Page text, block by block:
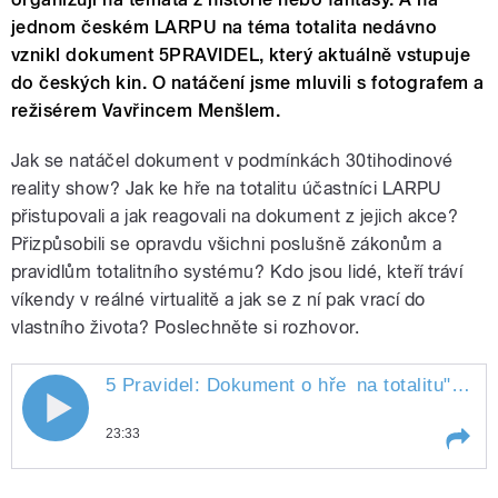
jednom českém LARPU na téma totalita nedávno
vznikl dokument 5PRAVIDEL, který aktuálně vstupuje
do českých kin. O natáčení jsme mluvili s fotografem a
režisérem Vavřincem Menšlem.
Jak se natáčel dokument v podmínkách 30tihodinové
reality show? Jak ke hře na totalitu účastníci LARPU
přistupovali a jak reagovali na dokument z jejich akce?
Přizpůsobili se opravdu všichni poslušně zákonům a
pravidlům totalitního systému? Kdo jsou lidé, kteří tráví
víkendy v reálné virtualitě a jak se z ní pak vrací do
vlastního života? Poslechněte si rozhovor.
5 Pravidel: Dokument o hře na totalitu
5 Pravidel: Dokument o hře na totalitu" style="">
23:33